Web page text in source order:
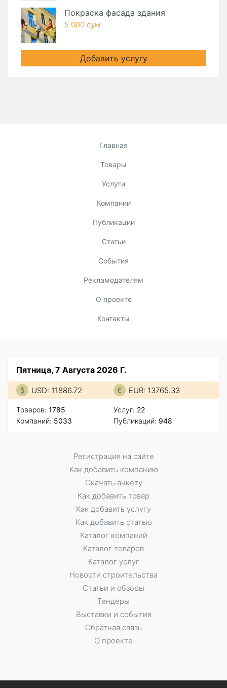
Покраска фасада здания
5 000 сум
Добавить услугу
Главная
Товары
Услуги
Компании
Публикации
Статьи
События
Рекламодателям
О проекте
Контакты
Пятница, 7 Августа 2026 Г.
USD: 11886.72 EUR: 13765.33
Товаров: 1785
Компаний: 5033
Услуг: 22
Публикаций: 948
Регистрация на сайте
Как добавить компанию
Скачать анкету
Как добавить товар
Как добавить услугу
Как добавить статью
Каталог компаний
Каталог товаров
Каталог услуг
Новости строительства
Статьи и обзоры
Тендеры
Выставки и события
Обратная связь
О проекте